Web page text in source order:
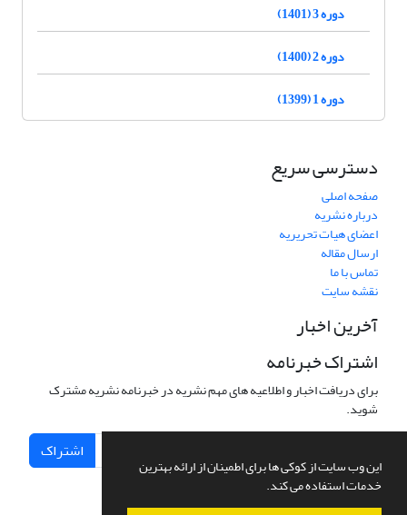
این وب سایت از کوکی ها برای اطمینان از ارائه بهترین
خدمات استفاده می کند.
دوره 3 (1401)
دوره 2 (1400)
دوره 1 (1399)
دسترسی سریع
صفحه اصلی
درباره نشریه
اعضای هیات تحریریه
ارسال مقاله
تماس با ما
نقشه سایت
آخرین اخبار
اشتراک خبرنامه
برای دریافت اخبار و اطلاعیه های مهم نشریه در خبرنامه نشریه مشترک
شوید.
اشتراک